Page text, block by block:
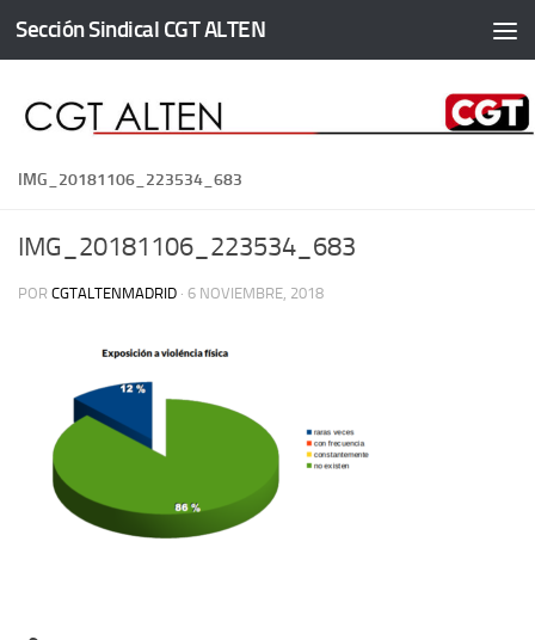
Saltar al contenido
Sección Sindical CGT ALTEN
IMG_20181106_223534_683
IMG_20181106_223534_683
POR CGTALTENMADRID · 6 NOVIEMBRE, 2018